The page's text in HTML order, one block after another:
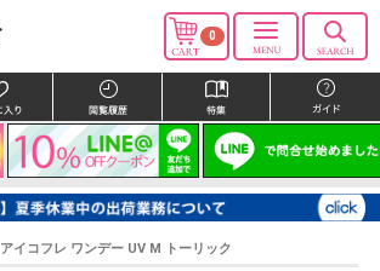
0
アイコフレ ワンデー UV M トーリック